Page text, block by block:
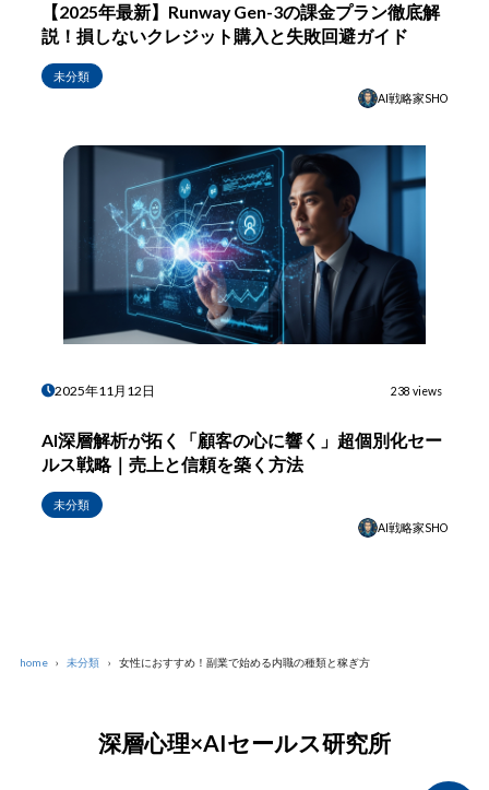
【2025年最新】Runway Gen-3の課金プラン徹底解
説！損しないクレジット購入と失敗回避ガイド
未分類
AI戦略家SHO
2025年11月12日 238 views
AI深層解析が拓く「顧客の心に響く」超個別化セー
ルス戦略｜売上と信頼を築く方法
未分類
AI戦略家SHO
home 未分類 女性におすすめ！副業で始める内職の種類と稼ぎ方
深層心理×AIセールス研究所